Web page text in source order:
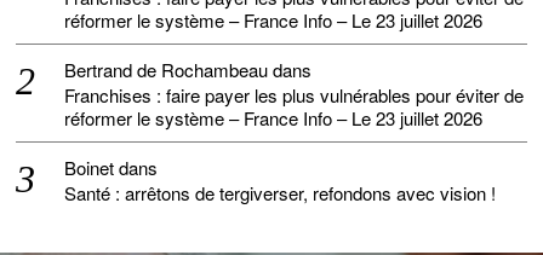
réformer le système – France Info – Le 23 juillet 2026
Bertrand de Rochambeaudans
Franchises : faire payer les plus vulnérables pour éviter de
réformer le système – France Info – Le 23 juillet 2026
Boinetdans
Santé : arrêtons de tergiverser, refondons avec vision !